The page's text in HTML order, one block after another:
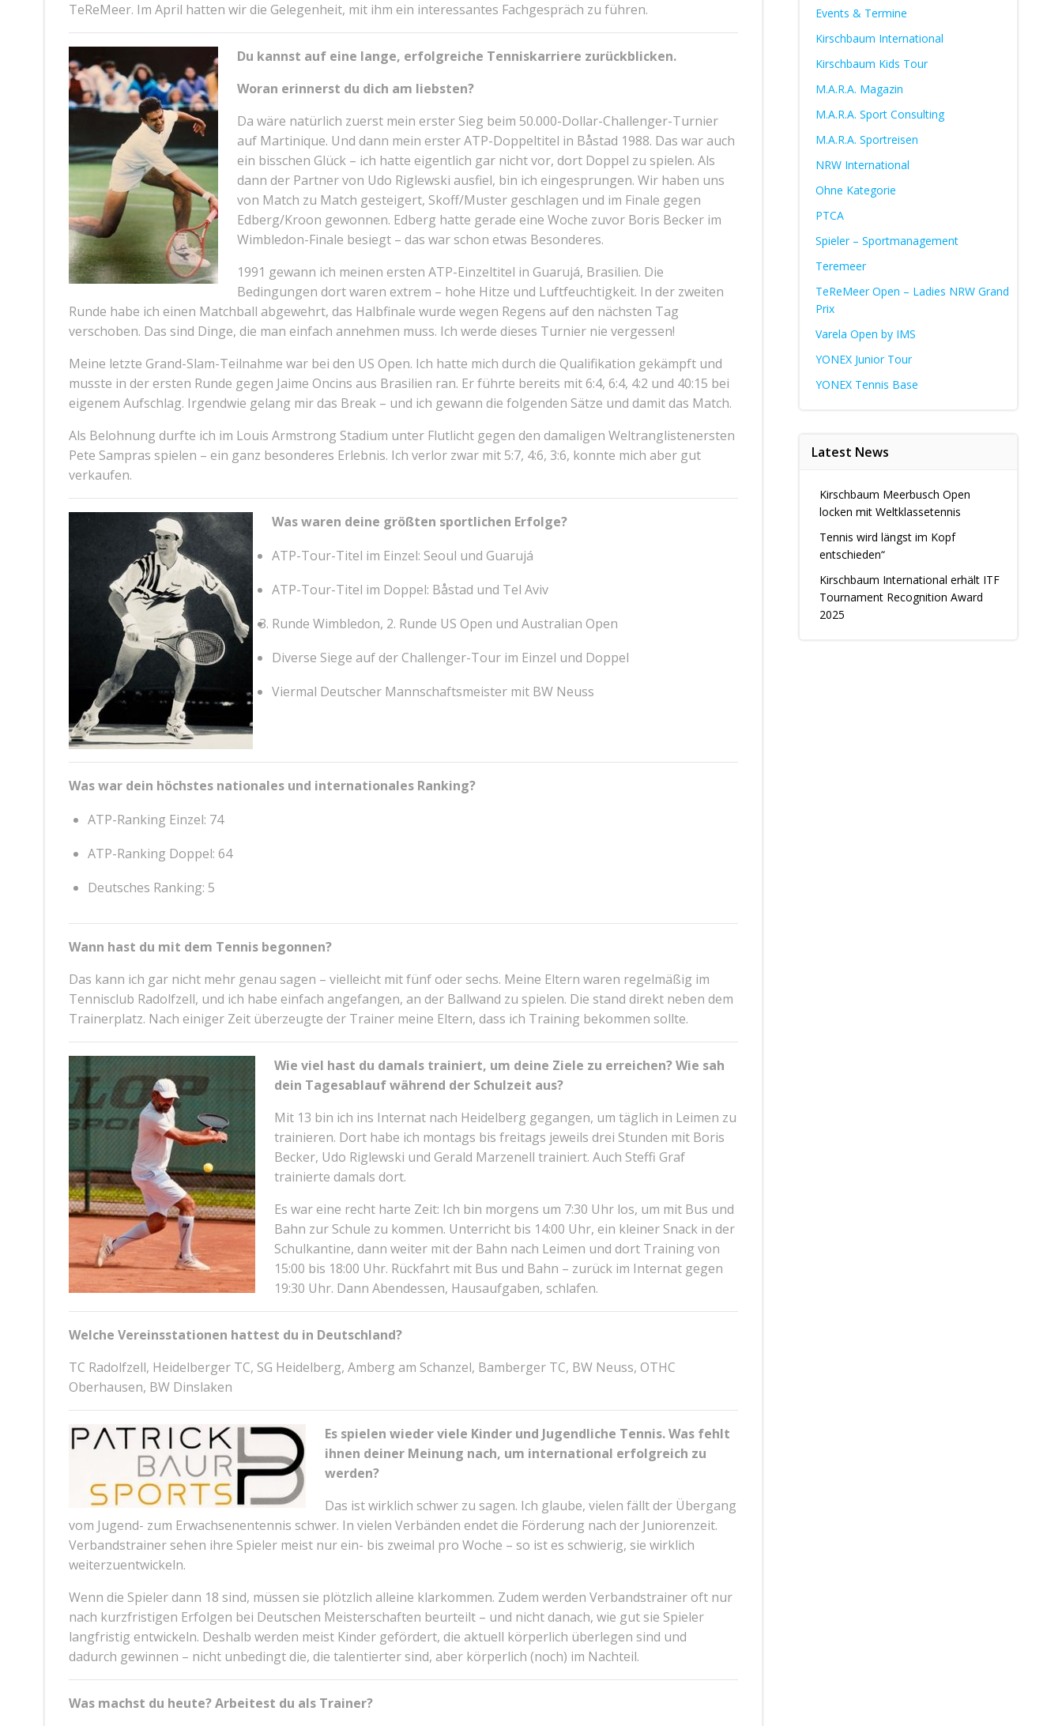
TeReMeer. Im April hatten wir die Gelegenheit, mit ihm ein interessantes Fachgespräch zu führen.
Du kannst auf eine lange, erfolgreiche Tenniskarriere zurückblicken.
Woran erinnerst du dich am liebsten?
Da wäre natürlich zuerst mein erster Sieg beim 50.000-Dollar-Challenger-Turnier
auf Martinique. Und dann mein erster ATP-Doppeltitel in Båstad 1988. Das war auch
ein bisschen Glück – ich hatte eigentlich gar nicht vor, dort Doppel zu spielen. Als
dann der Partner von Udo Riglewski ausfiel, bin ich eingesprungen. Wir haben uns
von Match zu Match gesteigert, Skoff/Muster geschlagen und im Finale gegen
Edberg/Kroon gewonnen. Edberg hatte gerade eine Woche zuvor Boris Becker im
Wimbledon-Finale besiegt – das war schon etwas Besonderes.
1991 gewann ich meinen ersten ATP-Einzeltitel in Guarujá, Brasilien. Die
Bedingungen dort waren extrem – hohe Hitze und Luftfeuchtigkeit. In der zweiten
Runde habe ich einen Matchball abgewehrt, das Halbfinale wurde wegen Regens auf den nächsten Tag
verschoben. Das sind Dinge, die man einfach annehmen muss. Ich werde dieses Turnier nie vergessen!
Meine letzte Grand-Slam-Teilnahme war bei den US Open. Ich hatte mich durch die Qualifikation gekämpft und
musste in der ersten Runde gegen Jaime Oncins aus Brasilien ran. Er führte bereits mit 6:4, 6:4, 4:2 und 40:15 bei
eigenem Aufschlag. Irgendwie gelang mir das Break – und ich gewann die folgenden Sätze und damit das Match.
Als Belohnung durfte ich im Louis Armstrong Stadium unter Flutlicht gegen den damaligen Weltranglistenersten
Pete Sampras spielen – ein ganz besonderes Erlebnis. Ich verlor zwar mit 5:7, 4:6, 3:6, konnte mich aber gut
verkaufen.
Was waren deine größten sportlichen Erfolge?
ATP-Tour-Titel im Einzel: Seoul und Guarujá
ATP-Tour-Titel im Doppel: Båstad und Tel Aviv
Runde Wimbledon, 2. Runde US Open und Australian Open
Diverse Siege auf der Challenger-Tour im Einzel und Doppel
Viermal Deutscher Mannschaftsmeister mit BW Neuss
Was war dein höchstes nationales und internationales Ranking?
ATP-Ranking Einzel: 74
ATP-Ranking Doppel: 64
Deutsches Ranking: 5
Wann hast du mit dem Tennis begonnen?
Das kann ich gar nicht mehr genau sagen – vielleicht mit fünf oder sechs. Meine Eltern waren regelmäßig im
Tennisclub Radolfzell, und ich habe einfach angefangen, an der Ballwand zu spielen. Die stand direkt neben dem
Trainerplatz. Nach einiger Zeit überzeugte der Trainer meine Eltern, dass ich Training bekommen sollte.
Wie viel hast du damals trainiert, um deine Ziele zu erreichen? Wie sah
dein Tagesablauf während der Schulzeit aus?
Mit 13 bin ich ins Internat nach Heidelberg gegangen, um täglich in Leimen zu
trainieren. Dort habe ich montags bis freitags jeweils drei Stunden mit Boris
Becker, Udo Riglewski und Gerald Marzenell trainiert. Auch Steffi Graf
trainierte damals dort.
Es war eine recht harte Zeit: Ich bin morgens um 7:30 Uhr los, um mit Bus und
Bahn zur Schule zu kommen. Unterricht bis 14:00 Uhr, ein kleiner Snack in der
Schulkantine, dann weiter mit der Bahn nach Leimen und dort Training von
15:00 bis 18:00 Uhr. Rückfahrt mit Bus und Bahn – zurück im Internat gegen
19:30 Uhr. Dann Abendessen, Hausaufgaben, schlafen.
Welche Vereinsstationen hattest du in Deutschland?
TC Radolfzell, Heidelberger TC, SG Heidelberg, Amberg am Schanzel, Bamberger TC, BW Neuss, OTHC
Oberhausen, BW Dinslaken
Es spielen wieder viele Kinder und Jugendliche Tennis. Was fehlt
ihnen deiner Meinung nach, um international erfolgreich zu
werden?
Das ist wirklich schwer zu sagen. Ich glaube, vielen fällt der Übergang
vom Jugend- zum Erwachsenentennis schwer. In vielen Verbänden endet die Förderung nach der Juniorenzeit.
Verbandstrainer sehen ihre Spieler meist nur ein- bis zweimal pro Woche – so ist es schwierig, sie wirklich
weiterzuentwickeln.
Wenn die Spieler dann 18 sind, müssen sie plötzlich alleine klarkommen. Zudem werden Verbandstrainer oft nur
nach kurzfristigen Erfolgen bei Deutschen Meisterschaften beurteilt – und nicht danach, wie gut sie Spieler
langfristig entwickeln. Deshalb werden meist Kinder gefördert, die aktuell körperlich überlegen sind und
dadurch gewinnen – nicht unbedingt die, die talentierter sind, aber körperlich (noch) im Nachteil.
Was machst du heute? Arbeitest du als Trainer?
Events & Termine
Kirschbaum International
Kirschbaum Kids Tour
M.A.R.A. Magazin
M.A.R.A. Sport Consulting
M.A.R.A. Sportreisen
NRW International
Ohne Kategorie
PTCA
Spieler – Sportmanagement
Teremeer
TeReMeer Open – Ladies NRW Grand
Prix
Varela Open by IMS
YONEX Junior Tour
YONEX Tennis Base
Latest News
Kirschbaum Meerbusch Open
locken mit Weltklassetennis
Tennis wird längst im Kopf
entschieden“
Kirschbaum International erhält ITF
Tournament Recognition Award
2025